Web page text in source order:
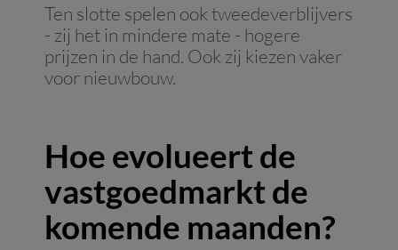
Ten slotte spelen ook tweedeverblijvers
- zij het in mindere mate - hogere
prijzen in de hand. Ook zij kiezen vaker
voor nieuwbouw.
Hoe evolueert de
vastgoedmarkt de
komende maanden?